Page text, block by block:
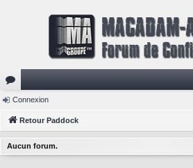
or
u
m
Connexion
Retour Paddock
Aucun forum.